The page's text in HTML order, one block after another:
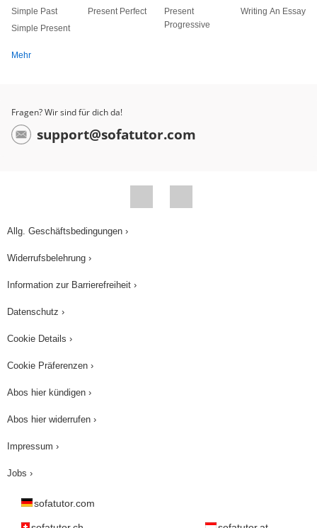
Simple Past
Simple Present
Present Perfect
Present
Progressive
Writing An Essay
Mehr
Fragen? Wir sind für dich da!
support@sofatutor.com
Allg. Geschäftsbedingungen ›
Widerrufsbelehrung ›
Information zur Barrierefreiheit ›
Datenschutz ›
Cookie Details ›
Cookie Präferenzen ›
Abos hier kündigen ›
Abos hier widerrufen ›
Impressum ›
Jobs ›
sofatutor.com